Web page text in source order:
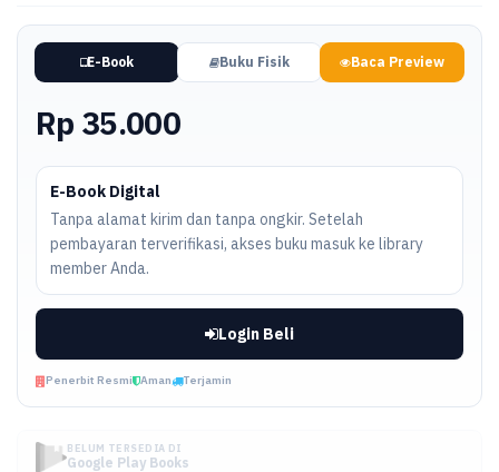
E-Book Buku Fisik Baca Preview
Rp 35.000
E-Book Digital
Tanpa alamat kirim dan tanpa ongkir. Setelah
pembayaran terverifikasi, akses buku masuk ke library
member Anda.
Login Beli
Penerbit Resmi Aman Terjamin
BELUM TERSEDIA DI
Google Play Books